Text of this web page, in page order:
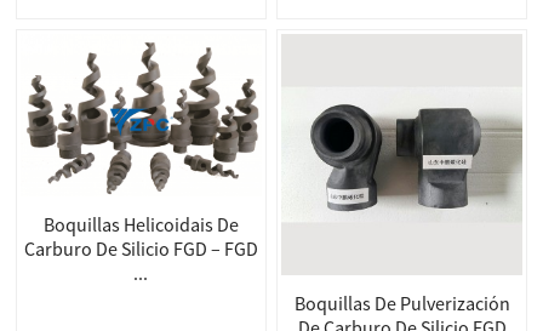
Boquillas Helicoidais De
Carburo De Silicio FGD – FGD
...
Boquillas De Pulverización